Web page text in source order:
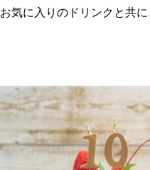
お気に入りのドリンクと共